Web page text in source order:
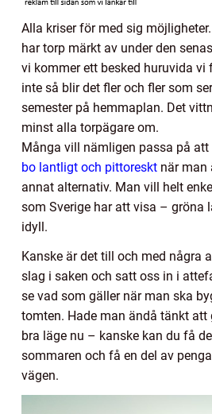
Alla kriser för med sig
har torp märkt av under den
vi kommer ett besked huruvida vi
inte så blir det fler och fler som
semester på hemmaplan. Det
minst alla torpägare om.
Många vill nämligen passa på att
bo lantligt och pittoreskt när man
annat alternativ. Man vill helt
som Sverige har att visa – gröna
idyll.
Kanske är det till och med några
slag i saken och satt oss in i
se vad som gäller när man ska
tomten. Hade man ändå tänkt att
bra läge nu – kanske kan du få
sommaren och få en del av
vägen.